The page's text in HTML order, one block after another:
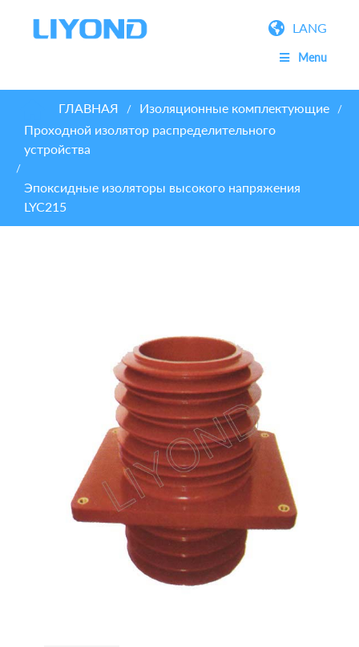
LANG
Menu
ГЛАВНАЯ / Изоляционные комплектующие /
Проходной изолятор распределительного
устройства
/
Эпоксидные изоляторы высокого напряжения
LYC215